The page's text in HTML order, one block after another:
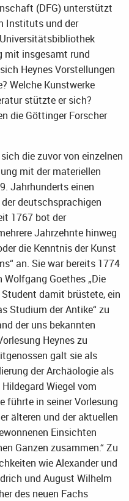
(DFG) unterstützt
Instituts und der
mit insgesamt rund
Heynes Vorstellungen
Welche Kunstwerke
stützte er sich?
die Göttinger Forscher
die zuvor von einzelnen
mit der materiellen
Jahrhunderts einen
deutschsprachigen
1767 bot der
Jahrzehnte hinweg
die Kenntnis der Kunst
an. Sie war bereits 1774
Goethes „Die
Student damit brüstete, ein
Studium der Antike“ zu
der uns bekannten
Heynes zu
galt sie als
der Archäologie als
Wiegel vom
führte in seiner Vorlesung
älteren und der aktuellen
Einsichten
Ganzen zusammen.“ Zu
wie Alexander und
und August Wilhelm
des neuen Fachs